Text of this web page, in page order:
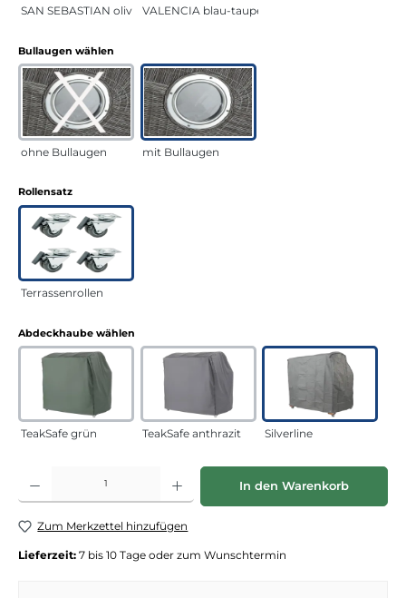
SAN SEBASTIAN oliv VALENCIA blau-taupe
Bullaugen wählen
ohne Bullaugen mit Bullaugen
Rollensatzauswählen
Terrassenrollen
Abdeckhaube wählen
TeakSafe grün TeakSafe anthrazit Silverline
Produkt Anzahl: Gib den gewünschten Wert ein oder benutze die
In den Warenkorb
Zum Merkzettel hinzufügen
Lieferzeit: 7 bis 10 Tage oder zum Wunschtermin